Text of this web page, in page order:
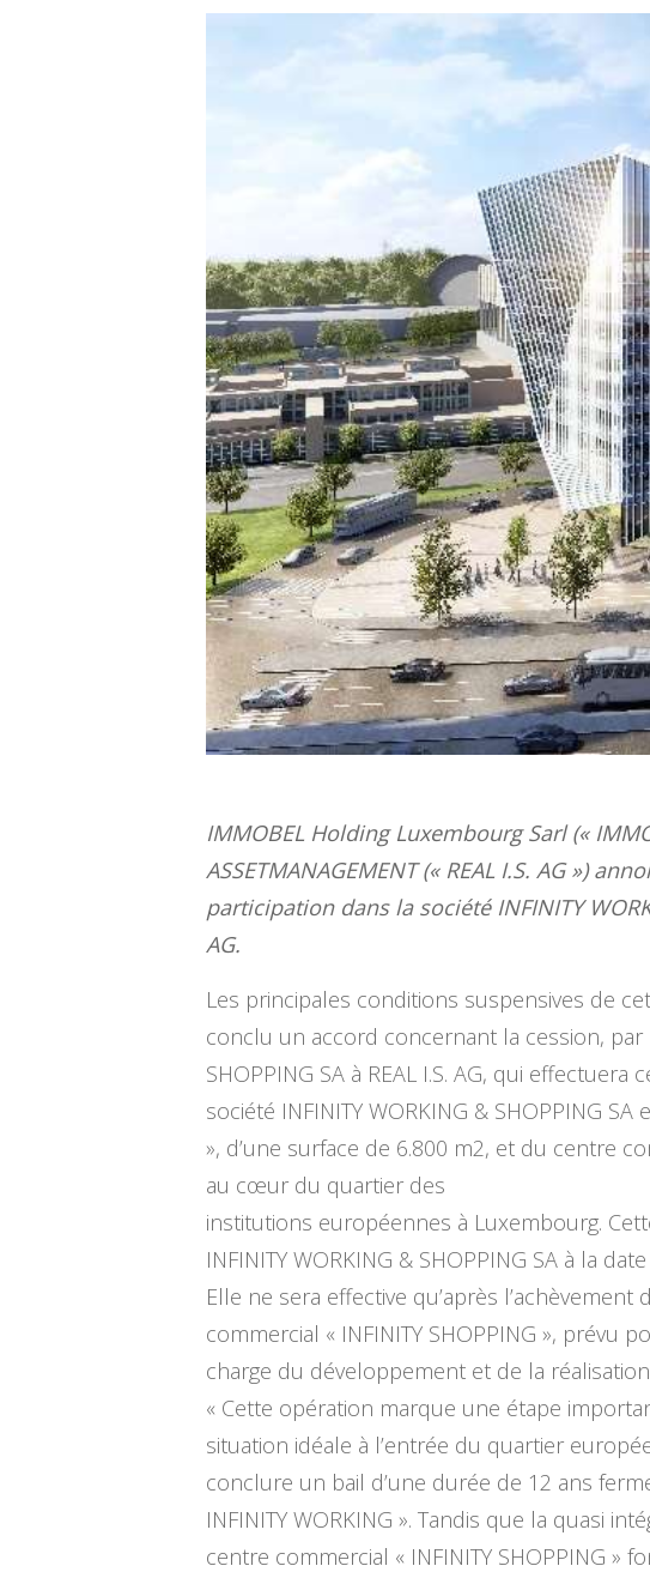
IMMOBEL Holding Luxembourg Sarl («
ASSETMANAGEMENT (« REAL I.S. AG »)
participation dans la société INFINITY
AG.
Les principales conditions suspensives de
conclu un accord concernant la cession, par
SHOPPING SA à REAL I.S. AG, qui
société INFINITY WORKING & SHOPPING
», d’une surface de 6.800 m2, et du centre
au cœur du quartier des
institutions européennes à Luxembourg.
INFINITY WORKING & SHOPPING SA à la
Elle ne sera effective qu’après
commercial « INFINITY SHOPPING », prévu
charge du développement et de la réalisation
« Cette opération marque une étape
situation idéale à l’entrée du quartier
conclure un bail d’une durée de 12 ans
INFINITY WORKING ». Tandis que la quasi
centre commercial « INFINITY SHOPPING »